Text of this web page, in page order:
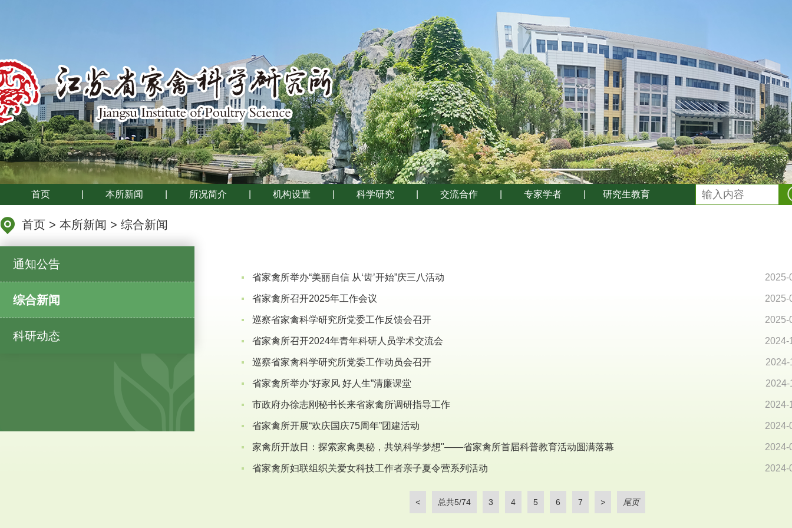
首页 本所新闻 所况简介 机构设置 科学研究 交流合作 专家学者 研究生教育
首页 > 本所新闻 > 综合新闻
通知公告
综合新闻
科研动态
省家禽所举办“美丽自信 从‘齿’开始”庆三八活动 2025-
省家禽所召开2025年工作会议 2025-
巡察省家禽科学研究所党委工作反馈会召开 2025-
省家禽所召开2024年青年科研人员学术交流会 2024-
巡察省家禽科学研究所党委工作动员会召开 2024-
省家禽所举办“好家风 好人生”清廉课堂 2024-
市政府办徐志刚秘书长来省家禽所调研指导工作 2024-
省家禽所开展“欢庆国庆75周年”团建活动 2024-
家禽所开放日：探索家禽奥秘，共筑科学梦想"——省家禽所首届科普教育活动圆满落幕 2024-
省家禽所妇联组织关爱女科技工作者亲子夏令营系列活动 2024-
< 总共5/74 3 4 5 6 7 > 尾页